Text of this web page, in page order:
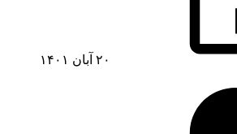
۲۰ آبان ۱۴۰۱